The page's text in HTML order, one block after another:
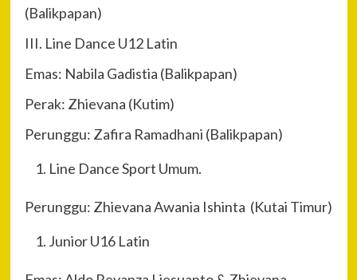
(Balikpapan)
III. Line Dance U12 Latin
Emas: Nabila Gadistia (Balikpapan)
Perak: Zhievana (Kutim)
Perunggu: Zafira Ramadhani (Balikpapan)
Line Dance Sport Umum.
Perunggu: Zhievana Awania Ishinta (Kutai Timur)
Junior U16 Latin